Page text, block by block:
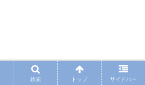
検索 トップ サイドバー